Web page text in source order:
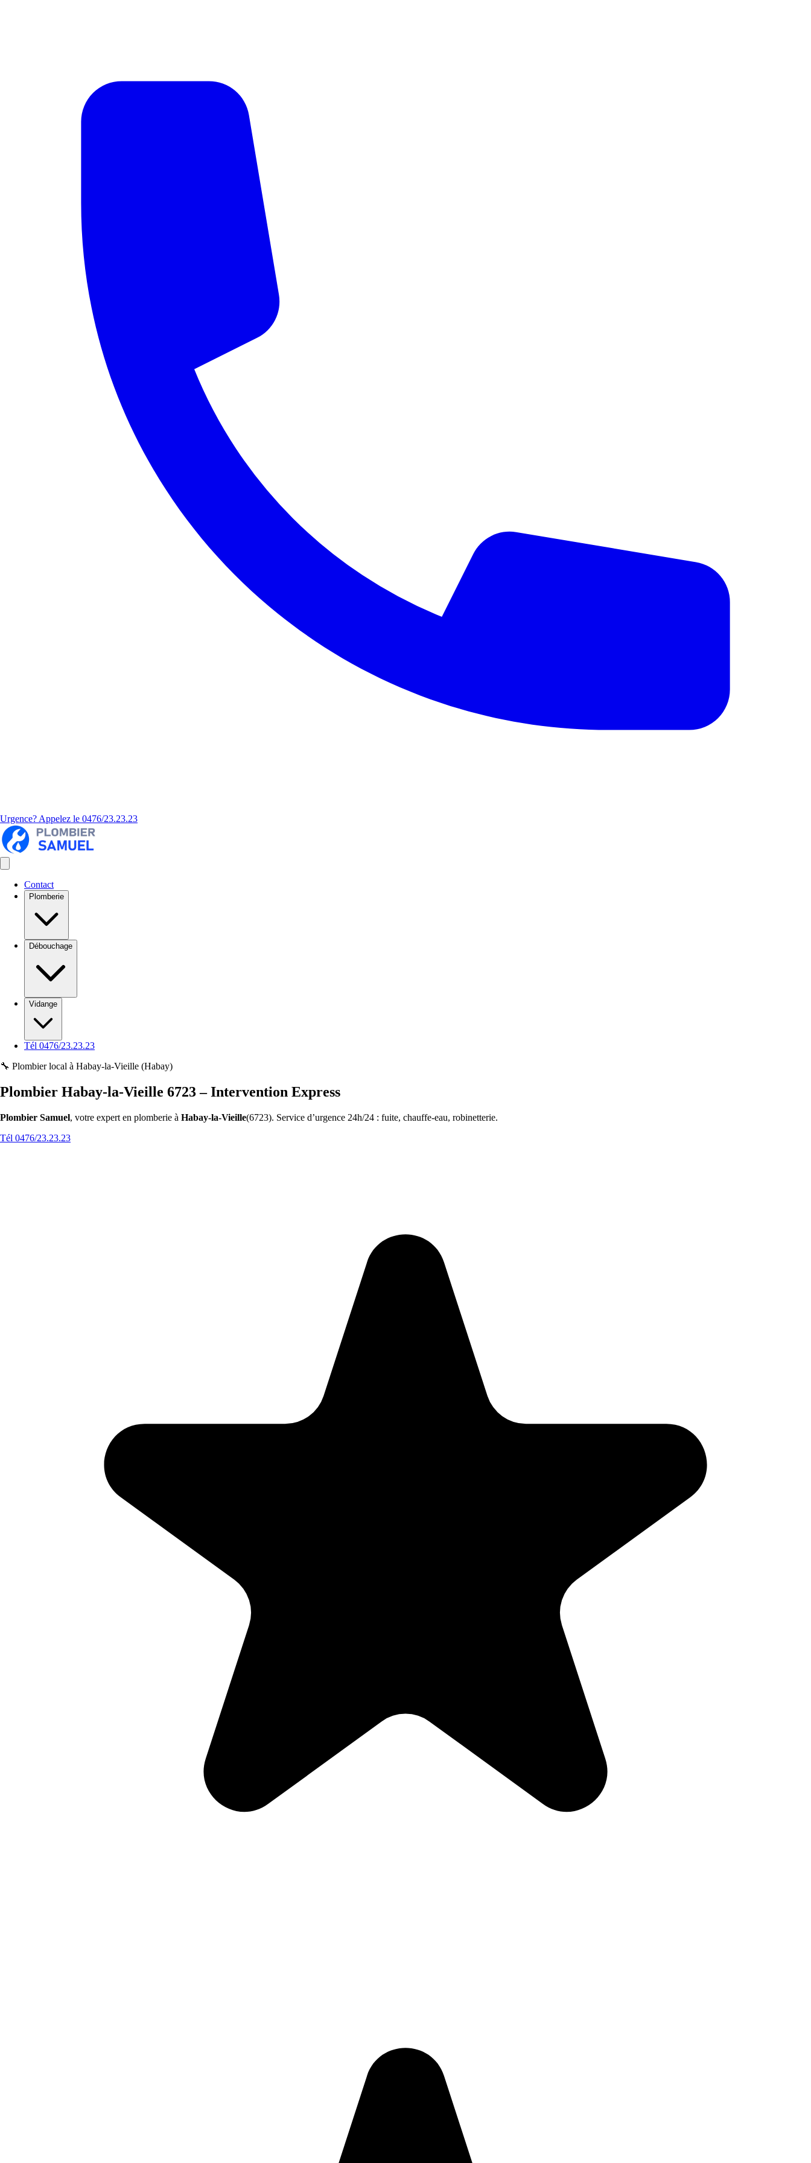
Urgence? Appelez le 0476/23.23.23
Contact
Plomberie
Débouchage
Vidange
Tél 0476/23.23.23
🔧 Plombier local à Habay-la-Vieille (Habay)
Plombier Habay-la-Vieille 6723 – Intervention Express
Plombier Samuel, votre expert en plomberie à Habay-la-Vieille(6723). Service d’urgence 24h/24 : fuite, chauffe-eau, robinetterie.
Tél 0476/23.23.23